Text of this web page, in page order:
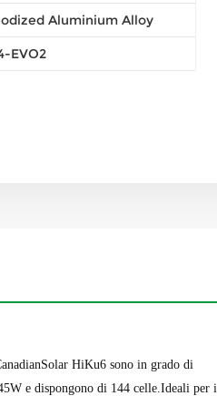
Aluminium Alloy
EVO2
HiKu6 sono in grado di
e dispongono di 144 celle.Ideali per i